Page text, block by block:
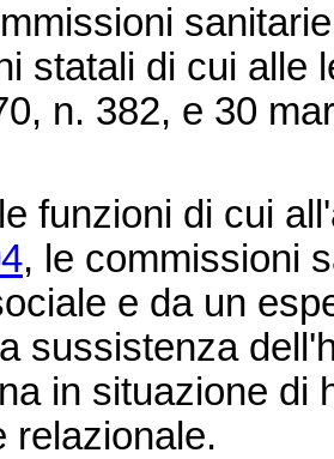
sanitarie
statali di cui alle
n. 382, e 30
funzioni di cui
, le commissioni
e da un
sussistenza
in situazione di
relazionale.